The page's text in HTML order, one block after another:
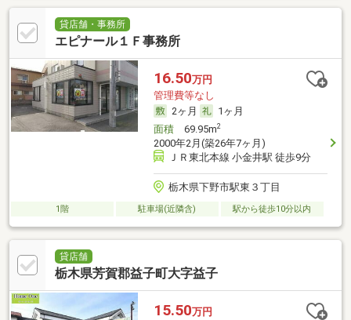
貸店舗・事務所
エピナール１Ｆ事務所
16.50万円
管理費等なし
2ヶ月
1ヶ月
面積69.95m2
2000年2月(築26年7ヶ月)
ＪＲ東北本線 小金井駅 徒歩9分
栃木県下野市駅東３丁目
1階 駐車場(近隣含) 駅から徒歩10分以内
貸店舗
栃木県芳賀郡益子町大字益子
15.50万円